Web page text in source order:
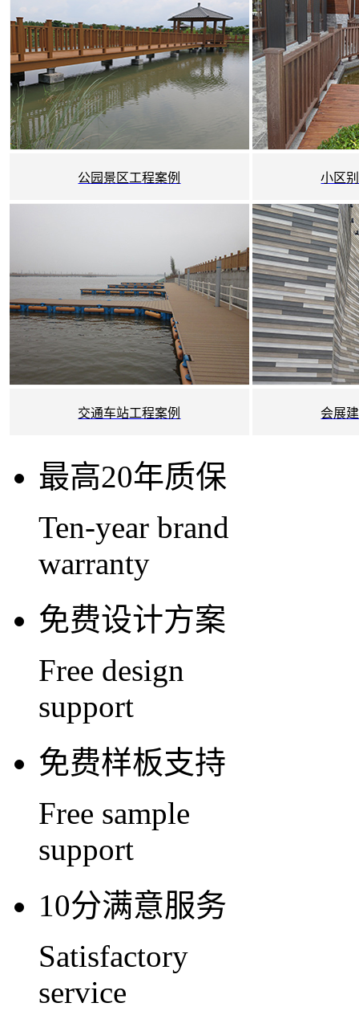
公园景区工程案例 小区
交通车站工程案例 会展
最高20年质保
Ten-year brand
warranty
免费设计方案
Free design
support
免费样板支持
Free sample
support
10分满意服务
Satisfactory
service